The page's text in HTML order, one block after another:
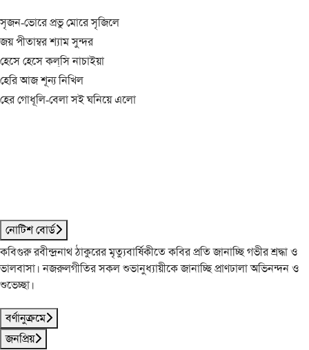
সৃজন-ভোরে প্রভু মোরে সৃজিলে
জয় পীতাম্বর শ্যাম সুন্দর
হেসে হেসে কল্‌সি নাচাইয়া
হেরি আজ শূন্য নিখিল
হের গোধূলি-বেলা সই ঘনিয়ে এলো
নোটিশ বোর্ড
কবিগুরু রবীন্দ্রনাথ ঠাকুরের মৃত্যুবার্ষিকীতে কবির প্রতি জানাচ্ছি গভীর শ্রদ্ধা ও
ভালবাসা। নজরুলগীতির সকল শুভানুধ্যায়ীকে জানাচ্ছি প্রাণঢালা অভিনন্দন ও
শুভেচ্ছা।
বর্ণানুক্রমে
জনপ্রিয়